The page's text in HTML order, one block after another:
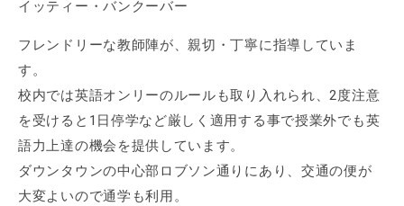
イッティー・バンクーバー
フレンドリーな教師陣が、親切・丁寧に指導していま
す。
校内では英語オンリーのルールも取り入れられ、2度注意
を受けると1日停学など厳しく適用する事で授業外でも英
語力上達の機会を提供しています。
ダウンタウンの中心部ロブソン通りにあり、交通の便が
大変よいので通学も利用。